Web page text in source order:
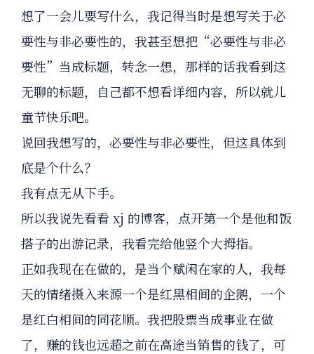
想了一会儿要写什么，我记得当时是想写关于必
要性与非必要性的，我甚至想把“必要性与非必
要性”当成标题，转念一想，那样的话我看到这
无聊的标题，自己都不想看详细内容，所以就儿
童节快乐吧。
说回我想写的，必要性与非必要性，但这具体到
底是个什么？
我有点无从下手。
所以我说先看看 xj 的博客，点开第一个是他和饭
搭子的出游记录，我看完给他竖个大拇指。
正如我现在在做的，是当个赋闲在家的人，我每
天的情绪摄入来源一个是红黑相间的企鹅，一个
是红白相间的同花顺。我把股票当成事业在做
了，赚的钱也远超之前在高途当销售的钱了，可